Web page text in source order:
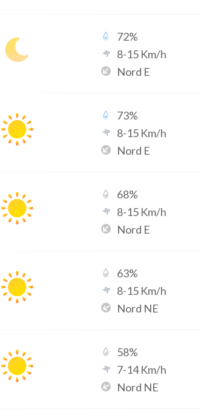
72%
8-15 Km/h
Nord E
73%
8-15 Km/h
Nord E
68%
8-15 Km/h
Nord E
63%
8-15 Km/h
Nord NE
58%
7-14Km/h
Nord NE